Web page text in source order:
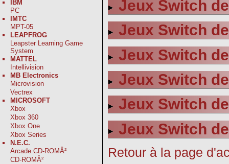
IBM
PC
IMTC
MPT-05
LEAPFROG
Leapster Learning Game
System
MATTEL
Intellivision
MB Electronics
Microvision
Vectrex
MICROSOFT
Xbox
Xbox 360
Xbox One
Xbox Series
N.E.C.
Arcade CD-ROMÂ²
CD-ROMÂ²
Jeux Switch
Jeux Switch
Jeux Switch
Jeux Switch
Jeux Switch
Jeux Switch
Retour à la page